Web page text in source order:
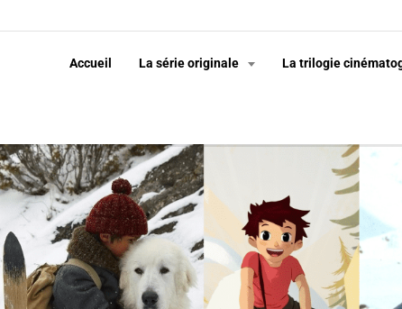
Accueil La série originale La trilogie